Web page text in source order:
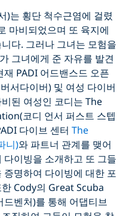
)는 횡단 척수근염에 걸렸
마비되었으며 또 육지에
다. 그러나 그녀는 모험을
그녀에게 준 자유를 발견
PADI 어드밴스드 오픈
서다이버) 및 여성 다이버
된 여성인 코디는 The
코디 언서 퍼스트 스텝
다이브 센터 The
니)와 파트너 관계를 맺어
이빙을 소개하고 또 그들
명하여 다이빙에 대한 포
Cody의 Great Scuba
벤처)를 통해 어댑티브